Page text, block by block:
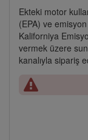
Ekteki motor
(EPA) ve
Kaliforniya
vermek üzere
kanalıyla sipariş